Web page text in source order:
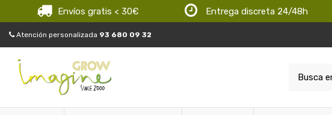
Envíos gratis < 30€ Entrega discreta 24/48h
Atención personalizada 93 680 09 32